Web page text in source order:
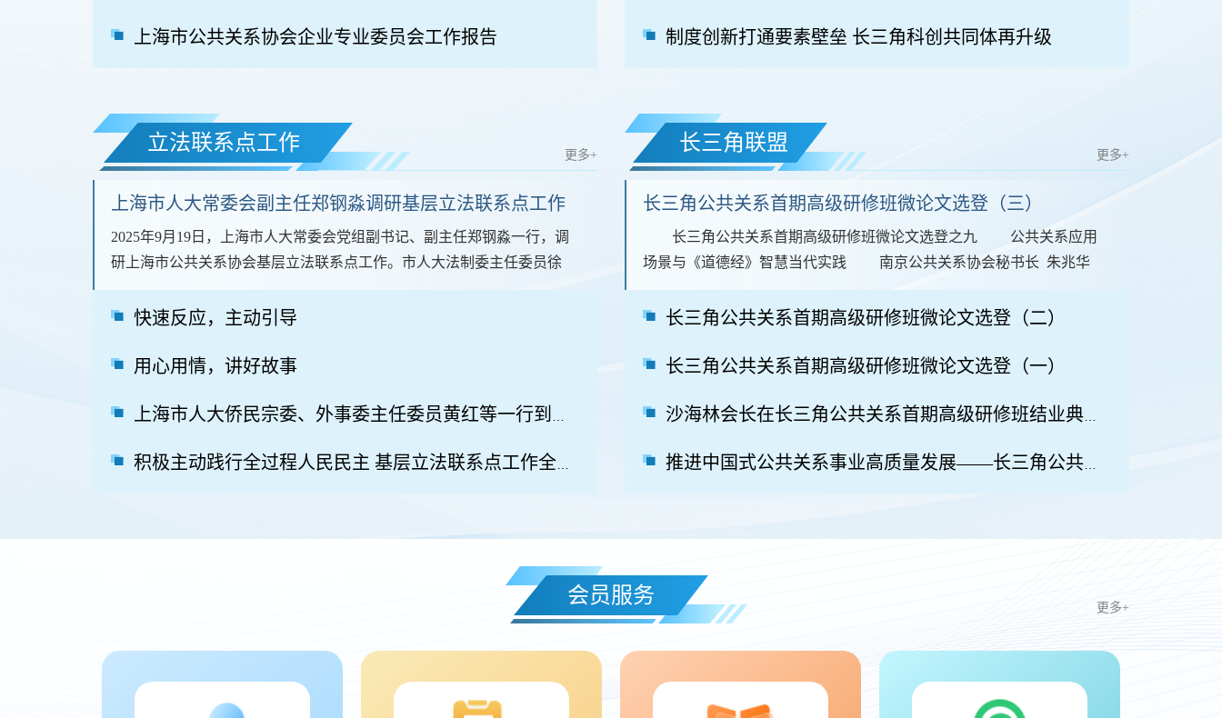
上海市公共关系协会企业专业委员会工作报告 制度创新打通要素壁垒 长三角科创共同体再升级
立法联系点工作
更多+
上海市人大常委会副主任郑钢淼调研基层立法联系点工作
2025年9月19日，上海市人大常委会党组副书记、副主任郑钢淼一行，调
研上海市公共关系协会基层立法联系点工作。市人大法制委主任委员徐建
快速反应，主动引导
用心用情，讲好故事
长三角联盟
更多+
长三角公共关系首期高级研修班微论文选登（三）
长三角公共关系首期高级研修班微论文选登之九 公共关系应用
场景与《道德经》智慧当代实践 南京公共关系协会秘书长 朱兆华
长三角公共关系首期高级研修班微论文选登（二）
长三角公共关系首期高级研修班微论文选登（一）
会员服务
更多+